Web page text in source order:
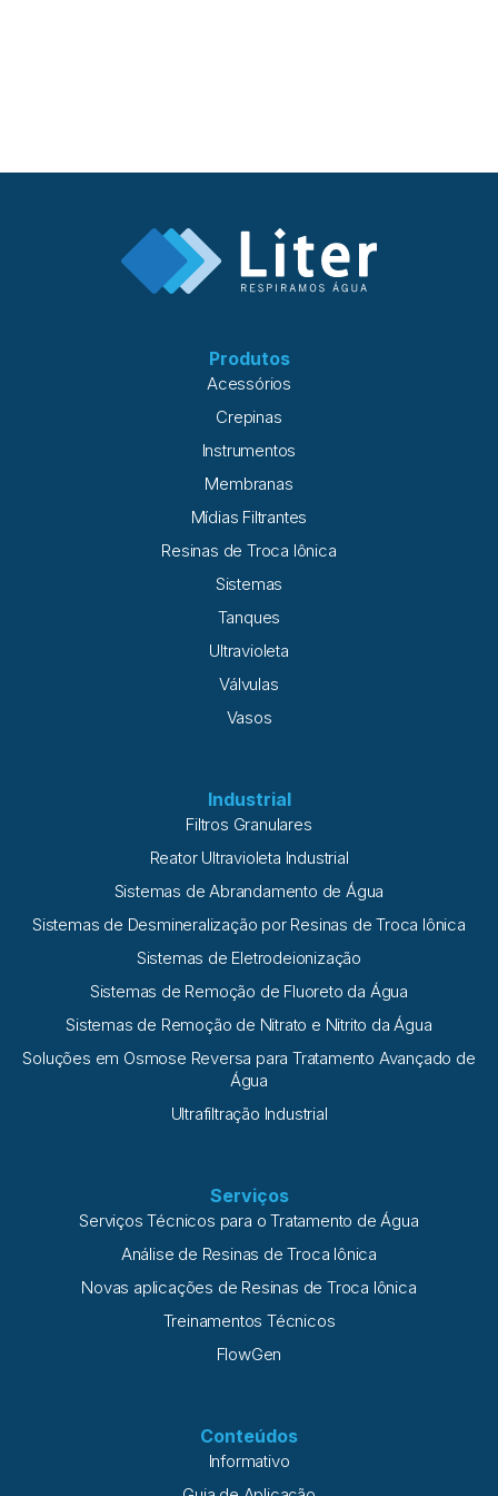
confiabilidade da operação. O que a limpeza química
resolve (e o que ela não resolve) A limpeza química em
sistemas de osmose reversa é indicada quando a perda de
Produtos
Acessórios
Crepinas
Instrumentos
Membranas
Mídias Filtrantes
Resinas de Troca Iônica
Sistemas
Tanques
Ultravioleta
Válvulas
Vasos
Industrial
Filtros Granulares
Reator Ultravioleta Industrial
Sistemas de Abrandamento de Água
Sistemas de Desmineralização por Resinas de Troca Iônica
Sistemas de Eletrodeionização
Sistemas de Remoção de Fluoreto da Água
Sistemas de Remoção de Nitrato e Nitrito da Água
Soluções em Osmose Reversa para Tratamento Avançado de
Água
Ultrafiltração Industrial
Serviços
Serviços Técnicos para o Tratamento de Água
Análise de Resinas de Troca Iônica
Novas aplicações de Resinas de Troca Iônica
Treinamentos Técnicos
FlowGen
Conteúdos
Informativo